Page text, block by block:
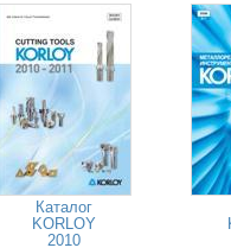
Каталог
KORLOY
2010